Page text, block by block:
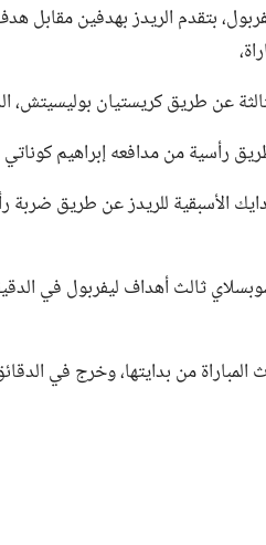
بتقدم الريدز بهدفين مقابل
عن طريق كريستيان
مدافعه إبراهيم كوناتي في الدقيقة 3 من
فان دايك الأسبقية للريدز عن طريق
من بدايتها، وخرج في الدقائق